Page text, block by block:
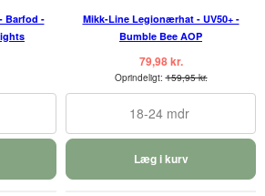
Barfod -
Mikk-Line Legionærhat - UV50+ -
Bumble Bee AOP
79,98 kr.
Oprindeligt:159,95 kr.
18-24 mdr
Læg i kurv